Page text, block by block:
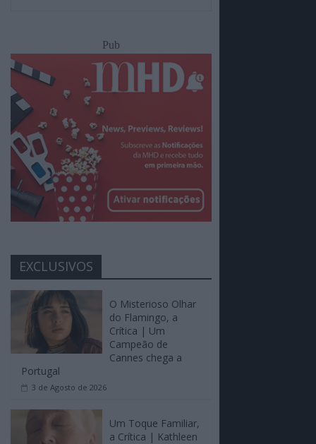
Pub
EXCLUSIVOS
O Misterioso Olhar
do Flamingo, a
Crítica | Um
Campeão de
Cannes chega a
Portugal
3 de Agosto de 2026
Um Toque Familiar,
a Crítica | Kathleen